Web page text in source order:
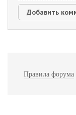
Правила форума